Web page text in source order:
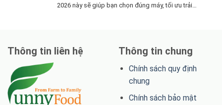
2026 này sẽ giúp bạn chọn đúng máy, tối ưu trải
Thông tin liên hệ Thông tin chung
Chính sách quy định
chung
Chính sách bảo mật